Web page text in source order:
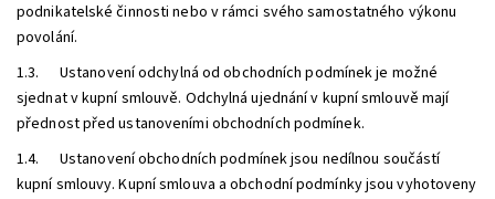
podnikatelské činnosti nebo v rámci svého samostatného výkonu
povolání.
1.3. Ustanovení odchylná od obchodních podmínek je možné
sjednat v kupní smlouvě. Odchylná ujednání v kupní smlouvě mají
přednost před ustanoveními obchodních podmínek.
1.4. Ustanovení obchodních podmínek jsou nedílnou součástí
kupní smlouvy. Kupní smlouva a obchodní podmínky jsou vyhotoveny